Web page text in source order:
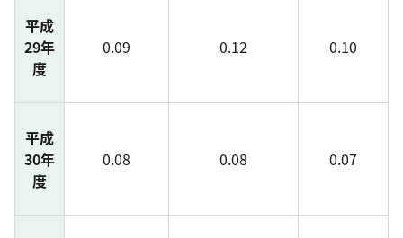
平成
29年
度
0.09 0.12 0.10
平成
30年
度
0.08 0.08 0.07